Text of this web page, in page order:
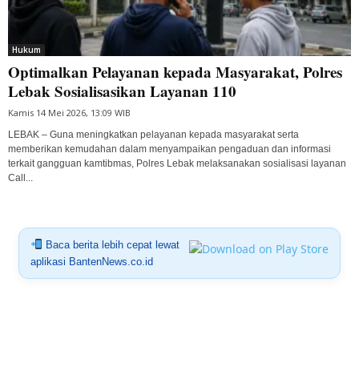
Hukum
Optimalkan Pelayanan kepada Masyarakat, Polres
Lebak Sosialisasikan Layanan 110
Kamis 14 Mei 2026, 13:09 WIB
LEBAK – Guna meningkatkan pelayanan kepada masyarakat serta
memberikan kemudahan dalam menyampaikan pengaduan dan informasi
terkait gangguan kamtibmas, Polres Lebak melaksanakan sosialisasi layanan
Call...
Baca berita lebih cepat lewat
aplikasi BantenNews.co.id